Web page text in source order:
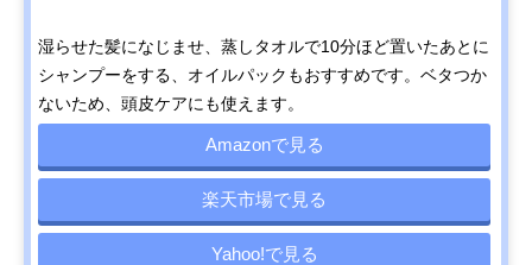
湿らせた髪になじませ、蒸しタオルで10分ほど置いたあとに
シャンプーをする、オイルパックもおすすめです。ベタつか
ないため、頭皮ケアにも使えます。
Amazonで見る
楽天市場で見る
Yahoo!で見る